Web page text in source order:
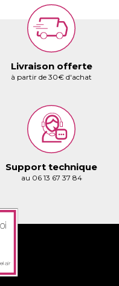
Livraison offerte
à partir de 30€ d'achat
Support technique
au 06 13 67 37 84